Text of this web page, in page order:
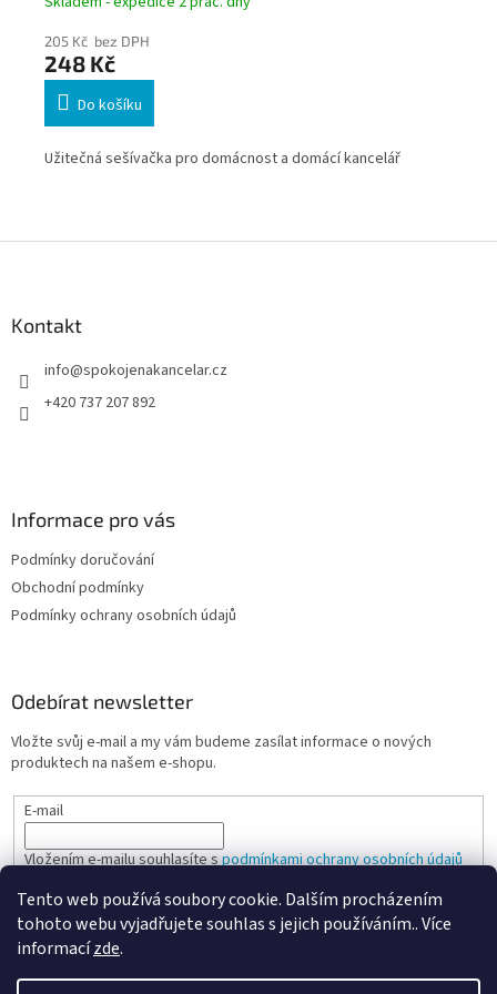
Tento web používá soubory cookie. Dalším procházením
tohoto webu vyjadřujete souhlas s jejich používáním.. Více
informacízde.
205 Kč bez DPH
248 Kč
Do košíku
Užitečná sešívačka pro domácnost a domácí kancelář
Kontakt
info@spokojenakancelar.cz
+420 737 207 892
Informace pro vás
Podmínky doručování
Obchodní podmínky
Podmínky ochrany osobních údajů
Odebírat newsletter
Vložte svůj e-mail a my vám budeme zasílat informace o nových
produktech na našem e-shopu.
E-mail
Vložením e-mailu souhlasíte spodmínkami ochrany osobních údajů
PŘIHLÁSIT SE